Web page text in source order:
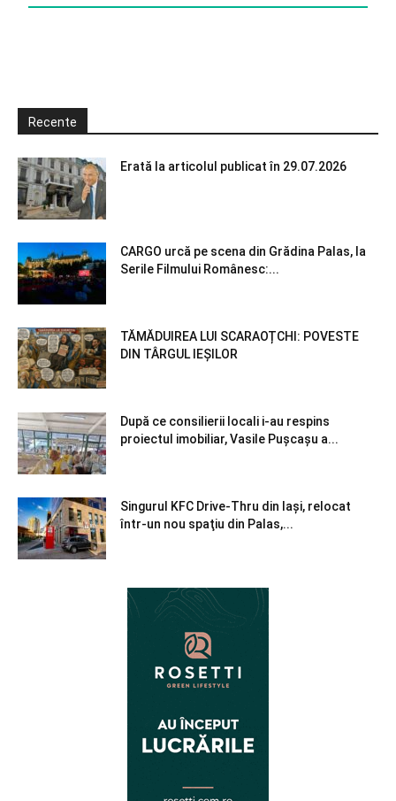
Recente
Erată la articolul publicat în 29.07.2026
CARGO urcă pe scena din Grădina Palas, la
Serile Filmului Românesc:...
TĂMĂDUIREA LUI SCARAOȚCHI: POVESTE
DIN TÂRGUL IEȘILOR
După ce consilierii locali i-au respins
proiectul imobiliar, Vasile Pușcașu a...
Singurul KFC Drive-Thru din Iași, relocat
într-un nou spaţiu din Palas,...